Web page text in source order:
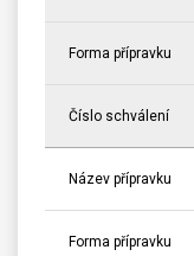
Forma přípravku
Číslo schválení
Název přípravku
Forma přípravku